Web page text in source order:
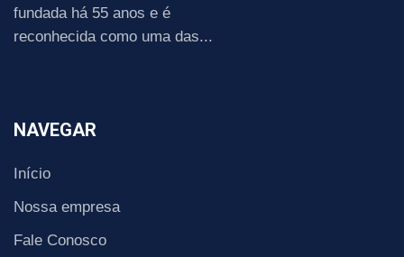
fundada há 55 anos e é
reconhecida como uma das...
NAVEGAR
Início
Nossa empresa
Fale Conosco